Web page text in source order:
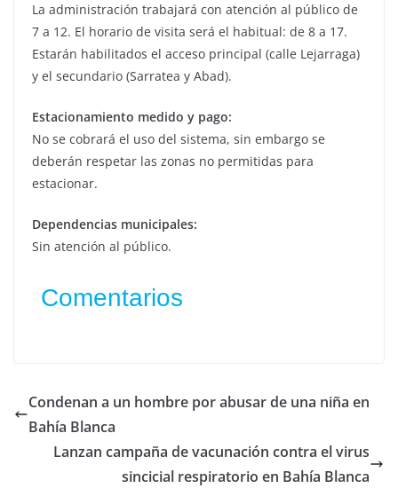
La administración trabajará con atención al público de
7 a 12. El horario de visita será el habitual: de 8 a 17.
Estarán habilitados el acceso principal (calle Lejarraga)
y el secundario (Sarratea y Abad).
Estacionamiento medido y pago:
No se cobrará el uso del sistema, sin embargo se
deberán respetar las zonas no permitidas para
estacionar.
Dependencias municipales:
Sin atención al público.
Comentarios
Condenan a un hombre por abusar de una niña en
Bahía Blanca
Lanzan campaña de vacunación contra el virus
sincicial respiratorio en Bahía Blanca